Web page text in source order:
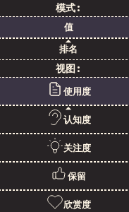
模式:
值
排名
视图:
使用度
认知度
关注度
保留
欣赏度